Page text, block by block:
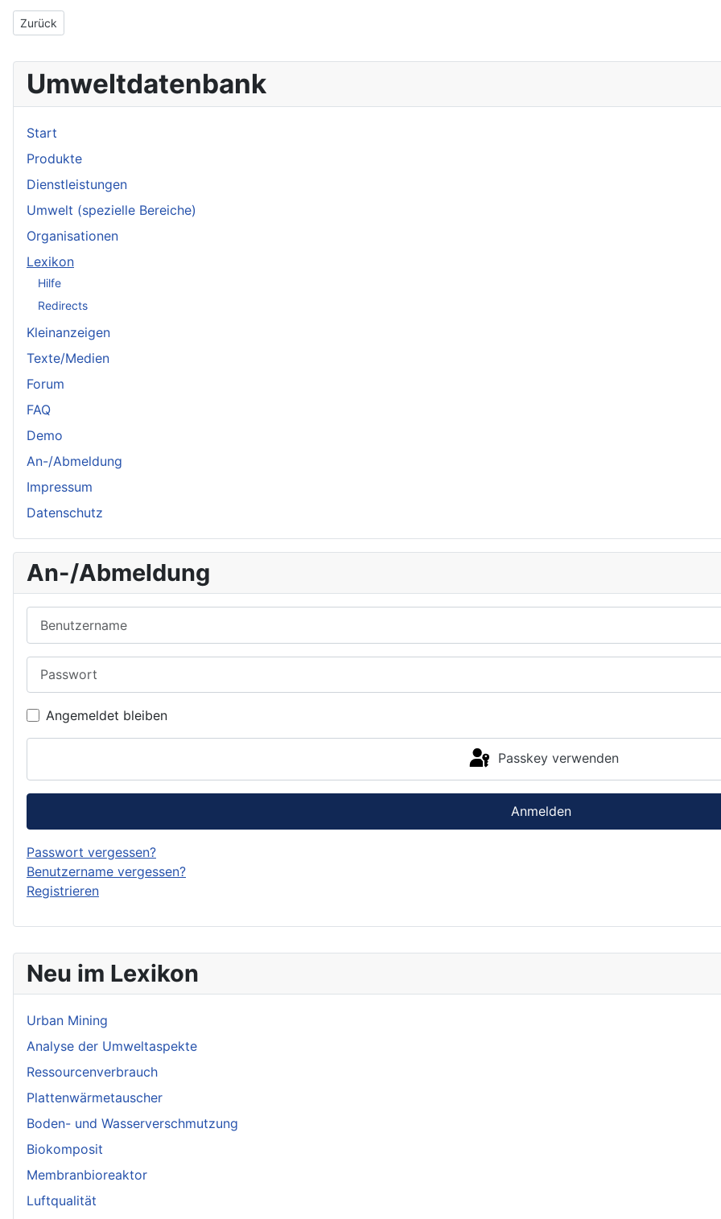
Neu im Lexikon
Urban Mining
Analyse der Umweltaspekte
Ressourcenverbrauch
Plattenwärmetauscher
Boden- und Wasserverschmutzung
Biokomposit
Membranbioreaktor
Luftqualität
Vorheriger Beitrag: Gemisch
Zurück
Umweltdatenbank
Start
Produkte
Dienstleistungen
Umwelt (spezielle Bereiche)
Organisationen
Lexikon
Hilfe
Redirects
Kleinanzeigen
Texte/Medien
Forum
FAQ
Demo
An-/Abmeldung
Impressum
Datenschutz
An-/Abmeldung
Angemeldet bleiben
Passkey verwenden
Anmelden
Passwort vergessen?
Benutzername vergessen?
Registrieren